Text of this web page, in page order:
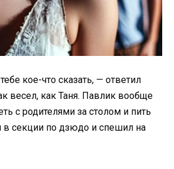
кое-что сказать, — ответил
весел, как Таня. Павлик вообще
с родителями за столом и пить
в секции по дзюдо и спешил на